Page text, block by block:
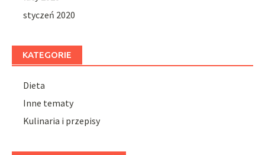
styczeń 2020
KATEGORIE
Dieta
Inne tematy
Kulinaria i przepisy